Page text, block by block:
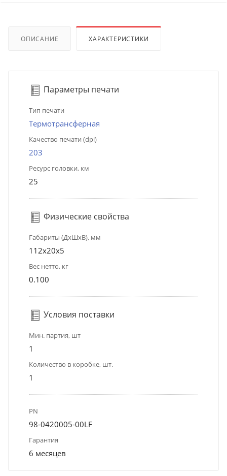
ОПИСАНИЕ ХАРАКТЕРИСТИКИ
Параметры печати
Тип печати
Термотрансферная
Качество печати (dpi)
203
Ресурс головки, км
25
Физические свойства
Габариты (ДхШхВ), мм
112x20x5
Вес нетто, кг
0.100
Условия поставки
Мин. партия, шт
1
Количество в коробке, шт.
1
PN
98-0420005-00LF
Гарантия
6 месяцев